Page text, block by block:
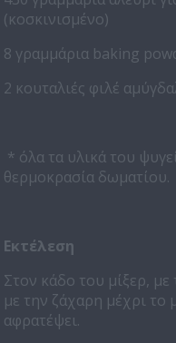
(κοσκινισμένο)
8 γραμμάρια baking
2 κουταλιές φιλέ
* όλα τα υλικά του
θερμοκρασία δωματίου.
Εκτέλεση
Στον κάδο του μίξερ,
με την ζάχαρη μέχρι το
αφρατέψει.